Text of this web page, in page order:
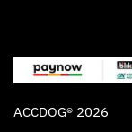
ACCDOG® 2026